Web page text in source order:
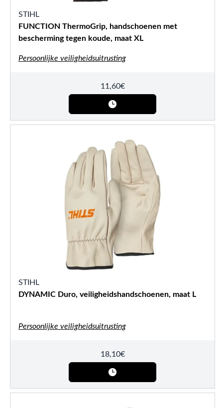
STIHL
FUNCTION ThermoGrip, handschoenen met
bescherming tegen koude, maat XL
Persoonlijke veiligheidsuitrusting
11,60€
STIHL
DYNAMIC Duro, veiligheidshandschoenen, maat L
Persoonlijke veiligheidsuitrusting
18,10€